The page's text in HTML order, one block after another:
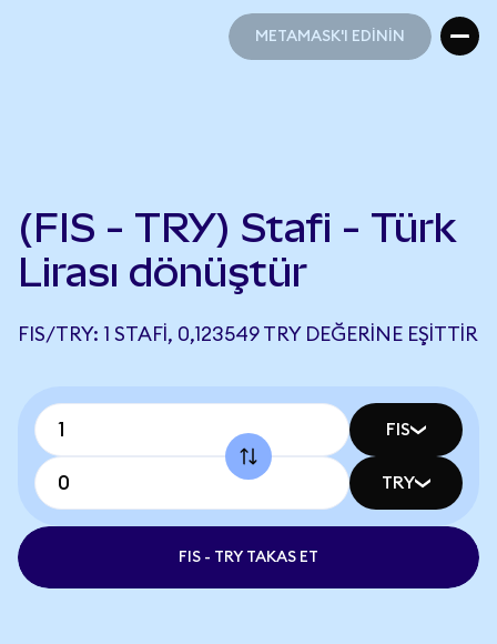
METAMASK'I EDİNİN
(FIS - TRY) Stafi - Türk
Lirası dönüştür
FIS/TRY: 1 STAFI, 0,123549 TRY DEĞERINE EŞITTIR
FIS
TRY
FIS - TRY TAKAS ET